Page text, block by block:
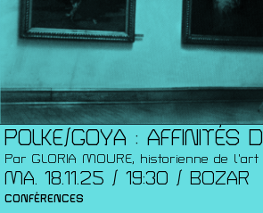
POLKE/GOYA : AFFINITÉS
Par GLORIA MOURE, historienne de
MA. 18.11.25 / 19:30 / BOZAR
CONFÉRENCES